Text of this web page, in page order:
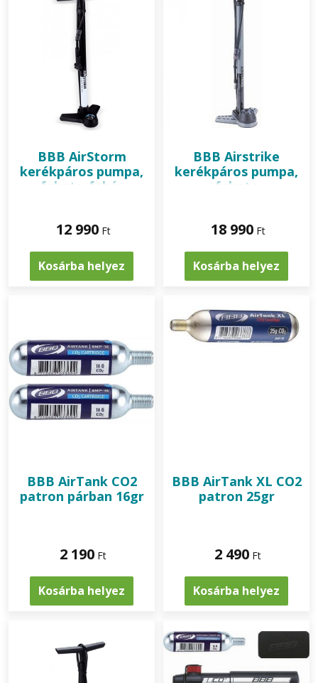
BBB AirStorm
kerékpáros pumpa,
fekete-fehér
12 990 Ft
Kosárba helyez
BBB Airstrike
kerékpáros pumpa,
fekete
18 990 Ft
Kosárba helyez
BBB AirTank CO2
patron párban 16gr
2 190 Ft
Kosárba helyez
BBB AirTank XL CO2
patron 25gr
2 490 Ft
Kosárba helyez